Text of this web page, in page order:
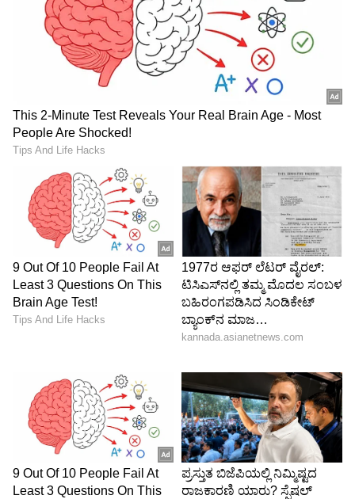
ಗುರುತಿಸಿ, ಆಡಿಯೋ ಗುಣಮಟ್ಟ ಹಾಳಾಗದಂತೆ
ಕಾಯ್ದುಕೊಳ್ಳುವಷ್ಟು ಸ್ಮಾರ್ಟ್ ಆಗಿದೆ.
ಗೇಮಿಂಗ್, ಒಟಿಟಿ ಮತ್ತು ಮ್ಯೂಸಿಕ್‌ಗಾಗಿ ಅತ್ಯುತ್ತಮ
Enco Air5 Pro ಇಯರ್‌ಬಡ್ಸ್‌ನಲ್ಲಿ 12mm ನ
ಟೈಟಾನಿಯಂ-ಲೇಪಿತ ಡೈನಾಮಿಕ್ ಡ್ರೈವರ್ ನೀಡಲಾಗಿದೆ.
ಇದು ಸಾಮಾನ್ಯ ಪಾಲಿಮರ್ ಡ್ರೈವರ್‌ಗಳಿಗೆ ಹೋಲಿಸಿದರೆ
ಅತ್ಯುತ್ತಮ ಬಾಸ್ ಕಂಟ್ರೋಲ್‌, ಕಡಿಮೆ ಅಸ್ಪಷ್ಟತೆ ಮತ್ತು